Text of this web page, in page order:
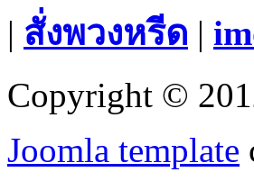
| สั่งพวงหรีด |
Copyright ©
Joomla template